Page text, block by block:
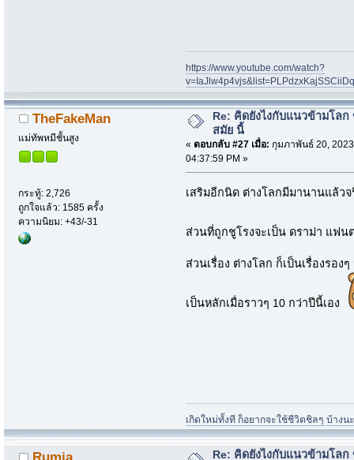
https://www.youtube.com/watch?
TheFakeMan
แม่ทัพหมีชั้นสูง
กระทู้: 2,726
ถูกใจแล้ว: 1585 ครั้ง
ความนิยม: +43/-31
Re: คิดยังไงกับแนวข้ามโลก
สมัย นี้
« ตอบกลับ #27 เมื่อ: กุมภาพันธ์ 20,
04:37:59 PM »
เสริมอีกนิด ต่างโลกมีมานานแล้ว
ส่วนที่ถูกชูโรงจะเป็น ดราม่า แฟ
ส่วนเรื่อง ต่างโลก ก็เป็นเรื่องรอ
เป็นหลักเมื่อราวๆ 10 กว่าปีนี้เอง
เกิดใหม่ทั้งที ก็อยากจะใช้ชีวิตชิลๆ บ้างน
Re: คิดยังไงกับแนวข้ามโลก